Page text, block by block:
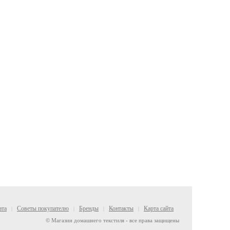
Советы покупателю Бренды Контакты Карта сайта
© Магазин домашнего текстиля - все права защищены